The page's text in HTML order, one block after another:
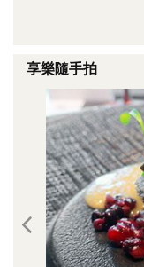
享樂隨手拍